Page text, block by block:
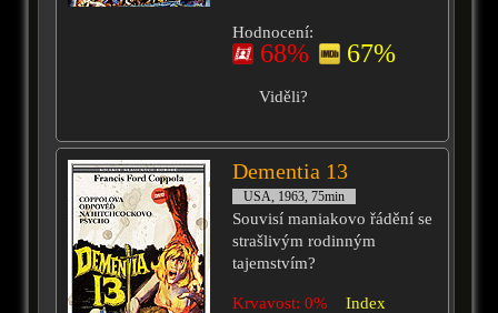
Hodnocení:
68% 67%
Viděli?
Dementia 13
USA, 1963, 75min
Souvisí maniakovo řádění se
strašlivým rodinným
tajemstvím?
Krvavost: 0%
Index